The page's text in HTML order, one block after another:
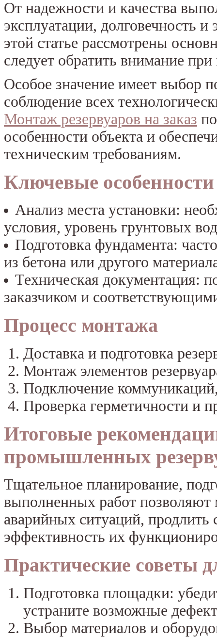
От надежности и качества
эксплуатации, долговечность
этой статье рассмотрены
следует обратить внимание
Особое значение имеет выбор
соблюдение всех
Монтаж резервуаров на заказ
особенности объекта и
техническим требованиям.
Ключевые
Анализ места установки:
условия, уровень грунтовых
Подготовка фундамента:
из бетона или другого
Техническая документация:
заказчиком и
Процесс монтажа
Доставка и подготовка
Монтаж элементов
Подключение
Проверка герметичности и
Итоговые
промышленных
Тщательное планирование,
выполненных работ позволяют
аварийных ситуаций,
эффективность их
Практические советы
Подготовка площадки:
устраните возможные
Выбор материалов и